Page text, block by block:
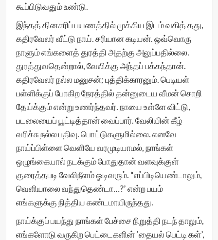
கூப்பிடுவதும் உண்டு.
இந்தத் தினசரிப் பயணத்தில் முக்கிய இடம் வகித் தது,
கதிரவேலர் வீட்டு நாய். சரியான கடியன். ஒவ்வொரு
நாளும் எங்களைத் துரத்தி அதற்கு அலுப்பதில்லை.
துரத்துவதென்றால், வேலிக்கு அந்தப் பக்கந்தான்.
கதிரவேலர் நல்ல மனுசன்; புத்திக்காரனும். பெடியள்
பள்ளிக்குப் போகிற நேரத்தில் தன்னுடைய வீமன் சொறி
தேய்க்கும் என்று உணர்ந்தவர். நாயை உள்ளே விட்டு,
படலையைப் பூட்டித்தான் வைப்பார். வேலியின் கீழ்
வரிச்சு நல்ல பதிவு. பொட்டுகளுமில்லை. எனவே
நாய்ப்பிள்ளை வெளியே வரமுடியாமல், நாங்கள்
ஒழுங்கையால் நடக்கும் போதுதான் வளவுக்குள்
குரைத்தபடி வேலிநீளம் ஓடிவரும். “எப்பிடியெண்டாலும்,
வெளியாலை வந்துதெண்டா…?’ என்ற பயம்
எங்களுக்கு நித்திய கண்டமாயிருந்தது.
நாய்க்குப் பயந்து நாங்கள் பேச்சை நிறுத்தி நடந் தாலும்,
எங்களோடு வருகிற பெட்டைகளின் ‘தையல் பெட்டி கள்’,